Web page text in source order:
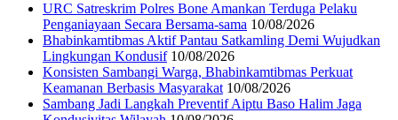
URC Satreskrim Polres Bone Amankan Terduga Pelaku
Penganiayaan Secara Bersama-sama 10/08/2026
Bhabinkamtibmas Aktif Pantau Satkamling Demi Wujudkan
Lingkungan Kondusif 10/08/2026
Konsisten Sambangi Warga, Bhabinkamtibmas Perkuat
Keamanan Berbasis Masyarakat 10/08/2026
Sambang Jadi Langkah Preventif Aiptu Baso Halim Jaga